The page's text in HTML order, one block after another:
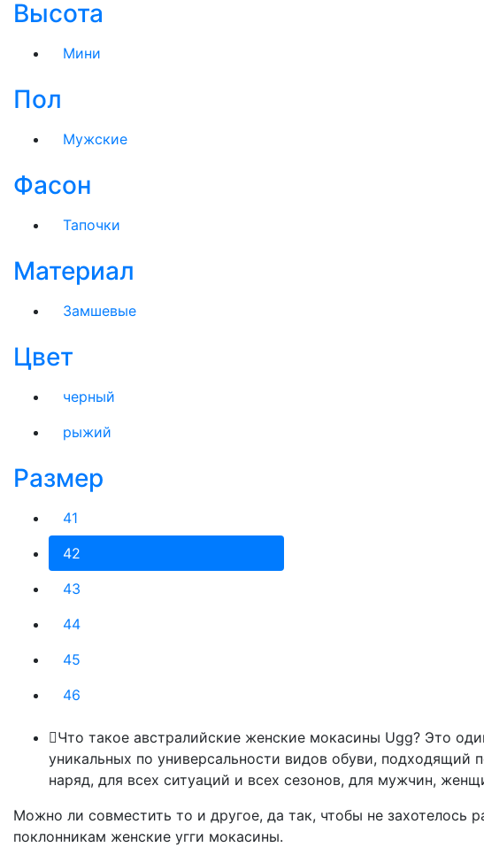
Высота
Мини
Пол
Мужские
Фасон
Тапочки
Материал
Замшевые
Цвет
черный
рыжий
Размер
41
42
43
44
45
46
Что такое австралийские женские мокасины Ugg? Это
уникальных по универсальности видов обуви, подходящий
наряд, для всех ситуаций и всех сезонов, для мужчин,
Можно ли совместить то и другое, да так, чтобы не захотелось
поклонникам женские угги мокасины.